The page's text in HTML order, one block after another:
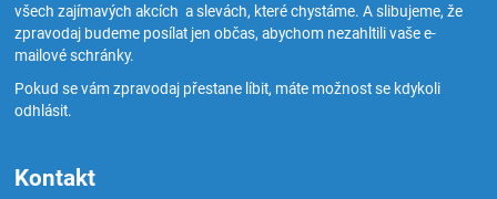
všech zajímavých akcích a slevách, které chystáme. A slibujeme, že
zpravodaj budeme posílat jen občas, abychom nezahltili vaše e-
mailové schránky.
Pokud se vám zpravodaj přestane líbit, máte možnost se kdykoli
odhlásit.
Kontakt